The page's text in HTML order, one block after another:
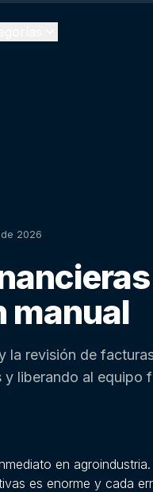
2026
manual
la revisión de
liberando al equipo
en
es enorme y cada